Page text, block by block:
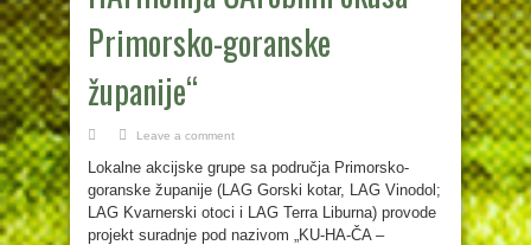
Primorsko-goranske
županije“
Leave a comment
Lokalne akcijske grupe sa područja Primorsko-
goranske županije (LAG Gorski kotar, LAG Vinodol;
LAG Kvarnerski otoci i LAG Terra Liburna) provode
projekt suradnje pod nazivom „KU-HA-ČA –